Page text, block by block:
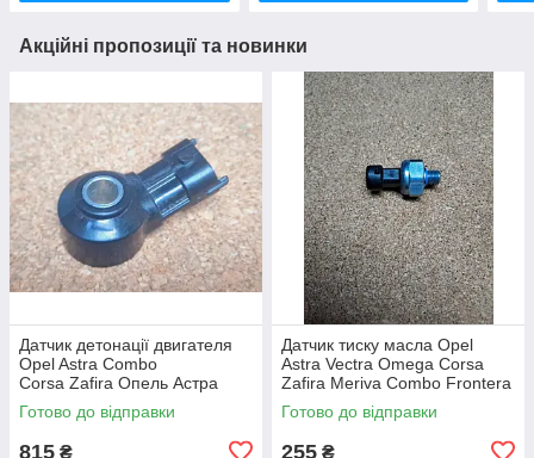
Акційні пропозиції та новинки
Датчик детонації двигателя
Opel Astra Combo
Corsa Zafira Опель Астра
Комбо Корса Зафіра Зафира
Готово до відправки
815 ₴
Датчик тиску масла Opel
Astra Vectra Omega Corsa
Zafira Meriva Combo Frontera
Опель Фронтера Астра
Вектра Омега Корса Зафіра
Готово до відправки
255 ₴